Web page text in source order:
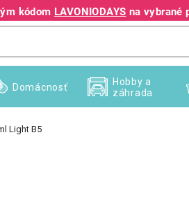
kódom LAVONIODAYS na vybrané
+421 940 995 209
Domácnosť
Hobby a
záhrada
Light B5